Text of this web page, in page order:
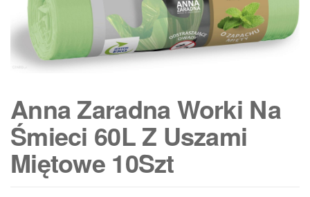
Anna Zaradna Worki Na
Śmieci 60L Z Uszami
Miętowe 10Szt